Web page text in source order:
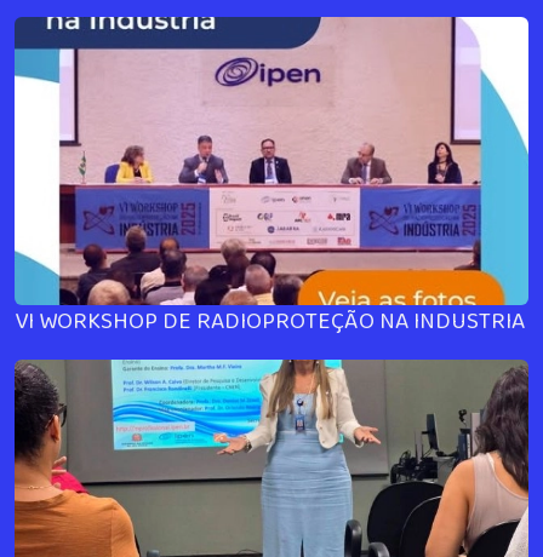
VI WORKSHOP DE RADIOPROTEÇÃO NA INDUSTRIA